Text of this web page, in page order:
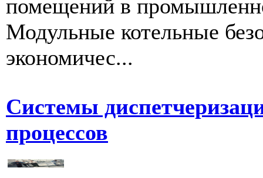
помещений в
Модульные котельные
экономичес...
Системы
процессов